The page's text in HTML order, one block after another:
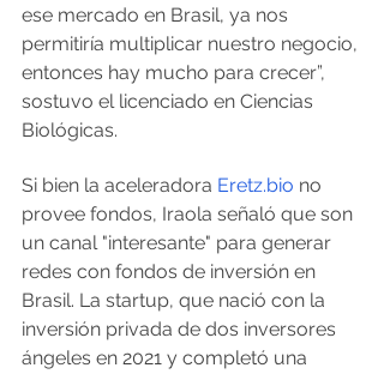
ese mercado en Brasil, ya nos
permitiría multiplicar nuestro negocio,
entonces hay mucho para crecer”,
sostuvo el licenciado en Ciencias
Biológicas.
Si bien la aceleradora Eretz.bio no
provee fondos, Iraola señaló que son
un canal "interesante" para generar
redes con fondos de inversión en
Brasil. La startup, que nació con la
inversión privada de dos inversores
ángeles en 2021 y completó una